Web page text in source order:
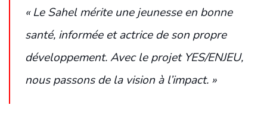
« Le Sahel mérite une jeunesse en bonne
santé, informée et actrice de son propre
développement. Avec le projet YES/ENJEU,
nous passons de la vision à l’impact. »